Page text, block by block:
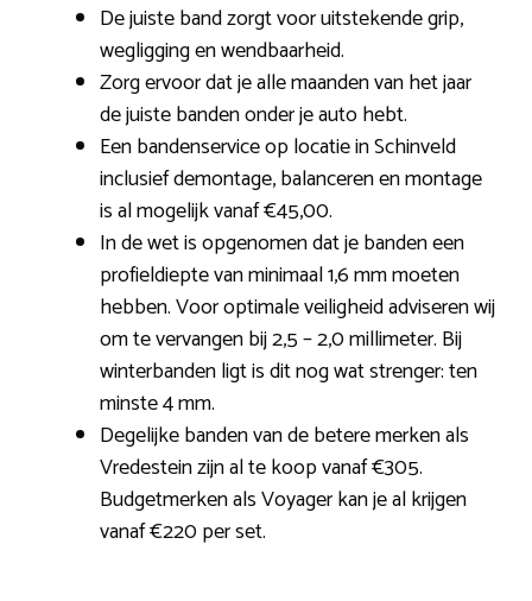
De juiste band zorgt voor uitstekende grip,
wegligging en wendbaarheid.
Zorg ervoor dat je alle maanden van het jaar
de juiste banden onder je auto hebt.
Een bandenservice op locatie in Schinveld
inclusief demontage, balanceren en montage
is al mogelijk vanaf €45,00.
In de wet is opgenomen dat je banden een
profieldiepte van minimaal 1,6 mm moeten
hebben. Voor optimale veiligheid adviseren wij
om te vervangen bij 2,5 – 2,0 millimeter. Bij
winterbanden ligt is dit nog wat strenger: ten
minste 4 mm.
Degelijke banden van de betere merken als
Vredestein zijn al te koop vanaf €305.
Budgetmerken als Voyager kan je al krijgen
vanaf €220 per set.